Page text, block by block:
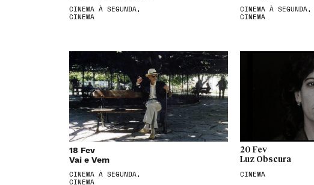
CINEMA À SEGUNDA,
CINEMA
CINEMA À SEGUNDA,
CINEMA
18 Fev
Vai e Vem
CINEMA À SEGUNDA,
CINEMA
20 Fev
Luz Obscura
CINEMA